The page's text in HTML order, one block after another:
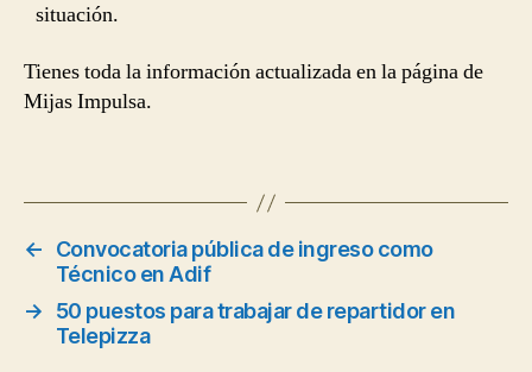
situación.
Tienes toda la información actualizada en la página de
Mijas Impulsa.
←
Convocatoria pública de ingreso como
Técnico en Adif
→
50 puestos para trabajar de repartidor en
Telepizza